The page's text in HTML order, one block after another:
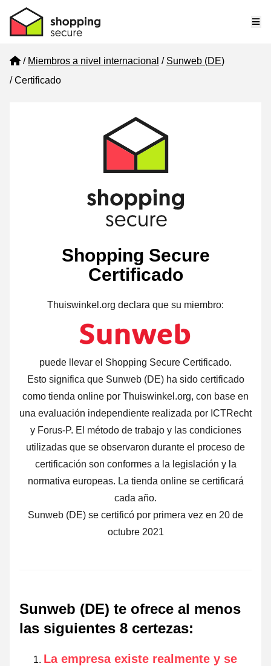
Home
Miembros a nivel internacional
Sunweb (DE)
Certificado
Shopping Secure
Certificado
Thuiswinkel.org declara que su miembro:
puede llevar el Shopping Secure Certificado.
Esto significa que Sunweb (DE) ha sido certificado
como tienda online por Thuiswinkel.org, con base en
una evaluación independiente realizada por ICTRecht
y Forus-P. El método de trabajo y las condiciones
utilizadas que se observaron durante el proceso de
certificación son conformes a la legislación y la
normativa europeas. La tienda online se certificará
cada año.
Sunweb (DE) se certificó por primera vez en 20 de
octubre 2021
Sunweb (DE) te ofrece al menos
las siguientes 8 certezas:
La empresa existe realmente y se